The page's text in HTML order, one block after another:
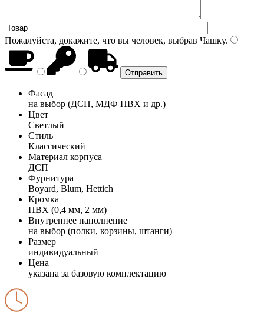
Пожалуйста, докажите, что вы человек, выбрав Чашку.
Фасад
на выбор (ДСП, МДФ ПВХ и др.)
Цвет
Светлый
Стиль
Классический
Материал корпуса
ДСП
Фурнитура
Boyard, Blum, Hettich
Кромка
ПВХ (0,4 мм, 2 мм)
Внутреннее наполнение
на выбор (полки, корзины, штанги)
Размер
индивидуальный
Цена
указана за базовую комплектацию